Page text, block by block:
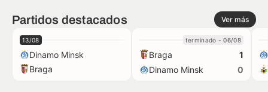
Partidos destacados Ver más
13/08
Dinamo Minsk
Braga
terminado - 06/08
Braga
1
Dinamo Minsk
0